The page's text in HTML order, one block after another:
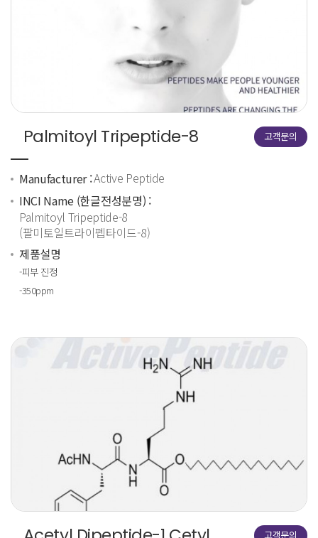
Palmitoyl Tripeptide-8 고객문의
Manufacturer :Active Peptide
INCI Name (한글전성분명) :
Palmitoyl Tripeptide-8
(팔미토일트라이펩타이드-8)
제품설명
-피부 진정
-350ppm